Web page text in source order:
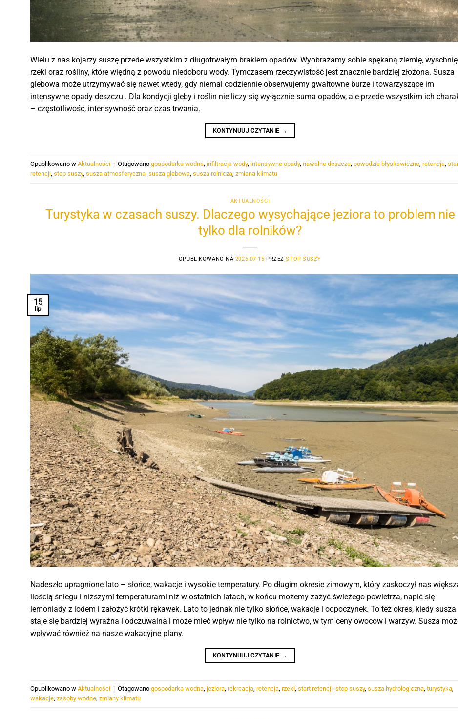
Wielu z nas kojarzy suszę przede wszystkim z długotrwałym brakiem opadów. Wyobrażamy sobie spękaną ziemię,
rzeki oraz rośliny, które więdną z powodu niedoboru wody. Tymczasem rzeczywistość jest znacznie bardziej złożona. Susza
glebowa może utrzymywać się nawet wtedy, gdy niemal codziennie obserwujemy gwałtowne burze i towarzyszące im
intensywne opady deszczu . Dla kondycji gleby i roślin nie liczy się wyłącznie suma opadów, ale przede wszystkim ich
– częstotliwość, intensywność oraz czas trwania.
KONTYNUUJ CZYTANIE →
Opublikowano w Aktualności | Otagowano gospodarka wodna, infiltracja wody, intensywne opady, nawalne deszcze, powodzie błyskawiczne, retencja,
retencji, stop suszy, susza atmosferyczna, susza glebowa, susza rolnicza, zmiana klimatu
AKTUALNOŚCI
Turystyka w czasach suszy. Dlaczego wysychające jeziora to problem nie
tylko dla rolników?
OPUBLIKOWANO NA 2026-07-15 PRZEZSTOP SUSZY
15
lip
Nadeszło upragnione lato – słońce, wakacje i wysokie temperatury. Po długim okresie zimowym, który zaskoczył nas
ilością śniegu i niższymi temperaturami niż w ostatnich latach, w końcu możemy zażyć świeżego powietrza, napić się
lemoniady z lodem i założyć krótki rękawek. Lato to jednak nie tylko słońce, wakacje i odpoczynek. To też okres, kiedy susza
staje się bardziej wyraźna i odczuwalna i może mieć wpływ nie tylko na rolnictwo, w tym ceny owoców i warzyw. Susza
wpływać również na nasze wakacyjne plany.
KONTYNUUJ CZYTANIE →
Opublikowano w Aktualności | Otagowano gospodarka wodna, jeziora, rekreacja, retencja, rzeki, start retencji, stop suszy, susza hydrologiczna, turystyka,
wakacje, zasoby wodne, zmiany klimatu